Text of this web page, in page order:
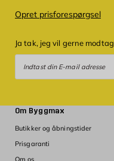
Opret prisforespørgsel
Ja tak, jeg vil gerne
Om Byggmax
Butikker og åbningstider
Prisgaranti
Om os